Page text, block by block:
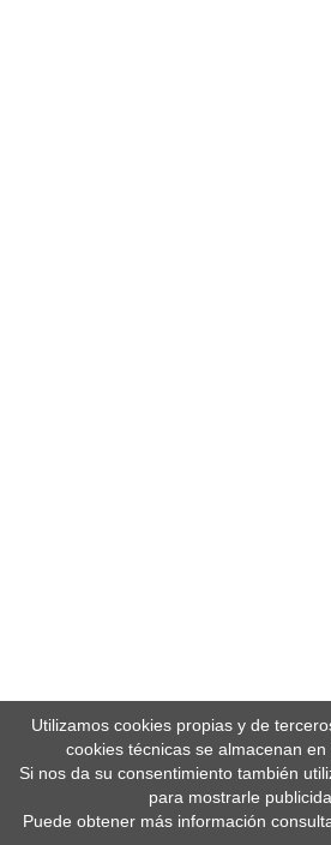
Utilizamos cookies propias y de
cookies técnicas se almacenan
Si nos da su consentimiento también
para mostrarle
Puede obtener más información